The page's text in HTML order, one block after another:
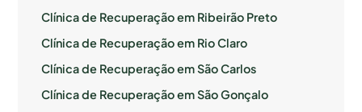
Clínica de Recuperação em Ribeirão Preto
Clínica de Recuperação em Rio Claro
Clínica de Recuperação em São Carlos
Clínica de Recuperação em São Gonçalo